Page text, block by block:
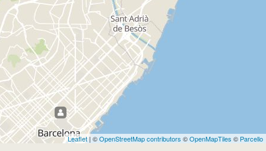
Leaflet| ©OpenStreetMap contributors ©OpenMapTiles © Parcello